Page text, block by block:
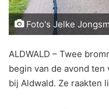
Foto's Jelke
ALDWALD – Twee
begin van de avond ten
bij Aldwald. Ze raakten